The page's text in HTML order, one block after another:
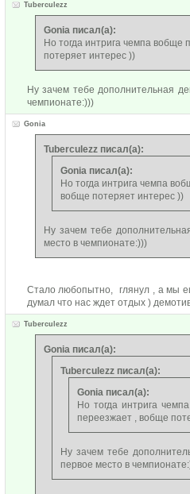
Tuberculezz
Gonia писал(а):
Но тогда интрига чемпа вобще
потеряет интерес ))
Ну зачем тебе дополнительная
чемпионате:)))
Gonia
Tuberculezz писал(а):
Gonia писал(а):
Но тогда интрига чемпа
вобще потеряет интерес ))
Ну зачем тебе
место в чемпионате:)))
Стало любопытно, глянул , а мы
думал что нас ждет отдых )
Tuberculezz
Gonia писал(а):
Tuberculezz писал(а):
Gonia писал(а):
Но тогда интрига
переезжает , вобще
Ну зачем тебе
первое место в